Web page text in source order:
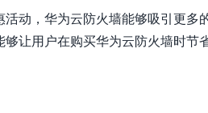
活动，华为云防火墙能够吸引更多
够让用户在购买华为云防火墙时节